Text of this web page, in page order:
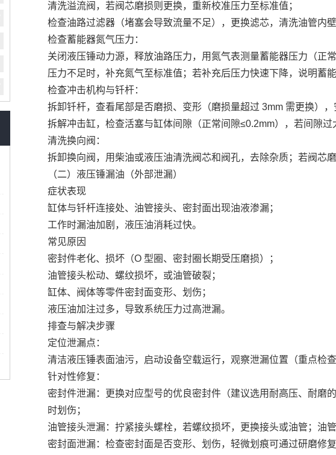
清洗溢流阀，若阀芯磨损则更换，重新校准压力至标准值；
检查油路过滤器（堵塞会导致流量不足），更换滤芯，清洗油管内壁
检查蓄能器氮气压力：
关闭液压锤动力源，释放油路压力，用氮气表测量蓄能器压力（正
压力不足时，补充氮气至标准值；若补充后压力快速下降，说明蓄
检查冲击机构与钎杆：
拆卸钎杆，查看尾部是否磨损、变形（磨损量超过 3mm 需更换），
拆解冲击缸，检查活塞与缸体间隙（正常间隙≤0.2mm），若间隙过
清洗换向阀：
拆卸换向阀，用柴油或液压油清洗阀芯和阀孔，去除杂质；若阀芯
（二）液压锤漏油（外部泄漏）
症状表现
缸体与钎杆连接处、油管接头、密封面出现油液渗漏；
工作时漏油加剧，液压油消耗过快。
常见原因
密封件老化、损坏（O 型圈、密封圈长期受压磨损）；
油管接头松动、螺纹损坏，或油管破裂；
缸体、阀体等零件密封面变形、划伤；
液压油加注过多，导致系统压力过高泄漏。
排查与解决步骤
定位泄漏点：
清洁液压锤表面油污，启动设备空载运行，观察泄漏位置（重点检
针对性修复：
密封件泄漏：更换对应型号的优良密封件（建议选用耐高压、耐磨
时划伤；
油管接头泄漏：拧紧接头螺栓，若螺纹损坏，更换接头或油管；油
密封面泄漏：检查密封面是否变形、划伤，轻微划痕可通过研磨修